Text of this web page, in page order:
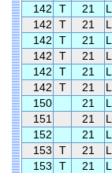
142
T 21
142
T 21
142
T 21
142
T 21
142
T 21
142
T 21
150
21
151
21
152
21
153
T 21
153
T 21